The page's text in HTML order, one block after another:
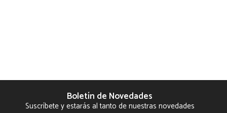
Boletín de Novedades
Suscríbete y estarás al tanto de nuestras novedades